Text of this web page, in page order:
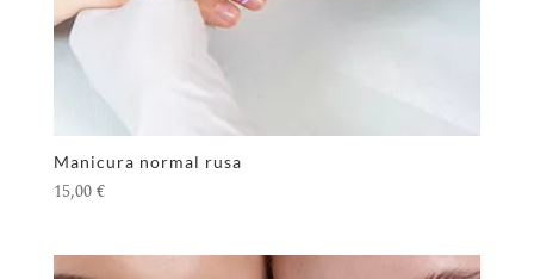
Manicura normal rusa
15,00€